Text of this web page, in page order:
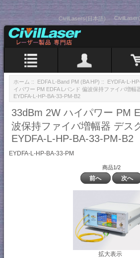
CivilLasers(日本語)
ホーム :: EDFA L-Band PM (BA HP) :: EYDFA-L-
イパワー PM EDFA Lバンド 偏波保持ファイバ増幅
EYDFA-L-HP-BA-33-PM-B2
33dBm 2W ハイパワー PM
波保持ファイバ増幅器 デス
EYDFA-L-HP-BA-33-PM-B2
EYDFA-L-HP-BA-33-PM
商品1/2
前へ 次へ
拡大表示